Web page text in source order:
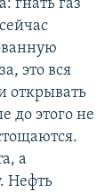
гнать газ
это вся
открывать
до этого не
а
Нефть